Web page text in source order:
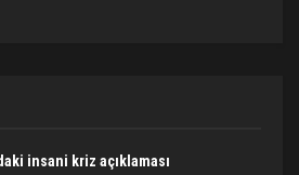
insani kriz açıklaması